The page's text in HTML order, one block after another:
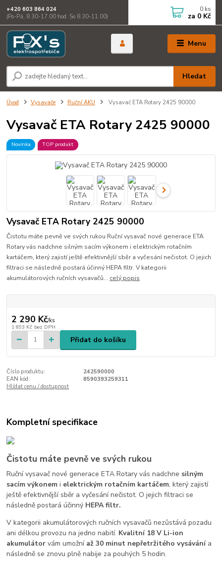
Menu
Hledat
+420 603 864 024
(Po-Pá, 8.30-17.00 hod. So 8.30-11.00)
0 ks
za 0 Kč
Úvod Vysavače Ruční AKU Vysavač ETA Rotary 2425 90000
Vysavač ETA Rotary 2425 90000
Novinka TOP produkt
Vysavač ETA Rotary 2425 90000
Čistotu máte pevně ve svých rukou Ruční vysavač nové generace ETA
Rotary vás nadchne silným sacím výkonem i elektrickým rotačním
kartáčem, který zajistí ještě efektivnější sběr a vyčesání nečistot. O jejich
filtraci se následně postará účinný HEPA filtr. V kategorii
akumulátorových ručních vysavačů... celý popis
2 290 Kč/ks
1 893 Kč bez DPH
Přidat do košíku
Číslo produktu:
242590000
EAN kód:
8590393259311
Hlídat cenu / dostupnost
Kompletní specifikace
Čistotu máte pevně ve svých rukou
Ruční vysavač nové generace ETA Rotary vás nadchne silným
sacím výkonem i elektrickým rotačním kartáčem, který zajistí
ještě efektivnější sběr a vyčesání nečistot. O jejich filtraci se
následně postará účinný HEPA filtr.
V kategorii akumulátorových ručních vysavačů nezůstává pozadu
ani délkou provozu na jedno nabití. Kvalitní 18 V Li-ion
akumulátor vám umožní až 30 minut nepřetržitého vysávánía
následně se znovu plně nabije za pouhých 5 hodin.